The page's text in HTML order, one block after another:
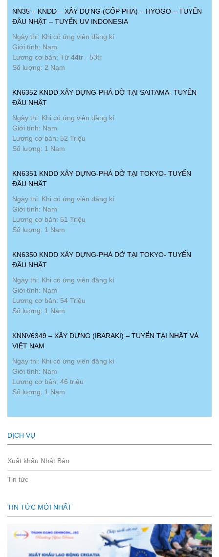
NN35 – KNDD – XÂY DỰNG (CỐP PHA) – HYOGO – TUYỂN
ĐẦU NHẬT – TUYỂN UV INDONESIA
Ngày thi: Khi có ứng viên đăng kí
Giới tính: Nam
Lương cơ bản: Từ 44tr - 53tr
Số lượng: 2 Nam
KN6352 KNDD XÂY DỰNG-PHÁ DỠ TẠI SAITAMA- TUYỂN
ĐẦU NHẬT
Ngày thi: Khi có ứng viên đăng kí
Giới tính: Nam
Lương cơ bản: 52 Triệu
Số lượng: 1 Nam
KN6351 KNDD XÂY DỰNG-PHÁ DỠ TẠI TOKYO- TUYỂN
ĐẦU NHẬT
Ngày thi: Khi có ứng viên đăng kí
Giới tính: Nam
Lương cơ bản: 51 Triệu
Số lượng: 1 Nam
KN6350 KNDD XÂY DỰNG-PHÁ DỠ TẠI TOKYO- TUYỂN
ĐẦU NHẬT
Ngày thi: Khi có ứng viên đăng kí
Giới tính: Nam
Lương cơ bản: 54 Triệu
Số lượng: 1 Nam
KNNV6349 – XÂY DỰNG (IBARAKI) – TUYỂN TẠI NHẬT VÀ
VIỆT NAM
Ngày thi: Khi có ứng viên đăng kí
Giới tính: Nam
Lương cơ bản: 46 triệu
Số lượng: 1 Nam
DỊCH VỤ
Xuất khẩu Nhật Bản
Tin tức
TIN TỨC MỚI NHẤT